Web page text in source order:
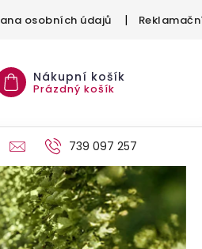
osobních údajů
Nákupní košík
Prázdný košík
739 097 257